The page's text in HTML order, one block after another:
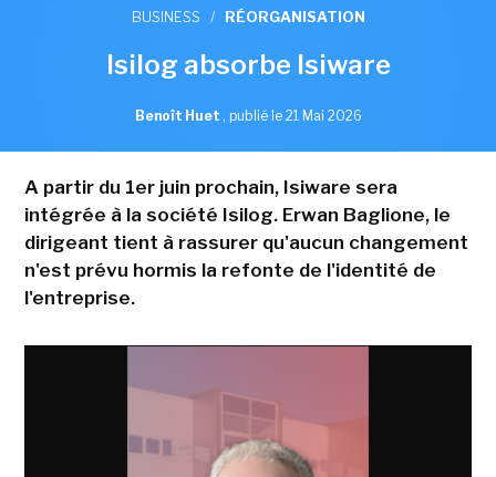
BUSINESS / RÉORGANISATION
Isilog absorbe Isiware
Benoît Huet , publié le 21 Mai 2026
A partir du 1er juin prochain, Isiware sera
intégrée à la société Isilog. Erwan Baglione, le
dirigeant tient à rassurer qu'aucun changement
n'est prévu hormis la refonte de l'identité de
l'entreprise.